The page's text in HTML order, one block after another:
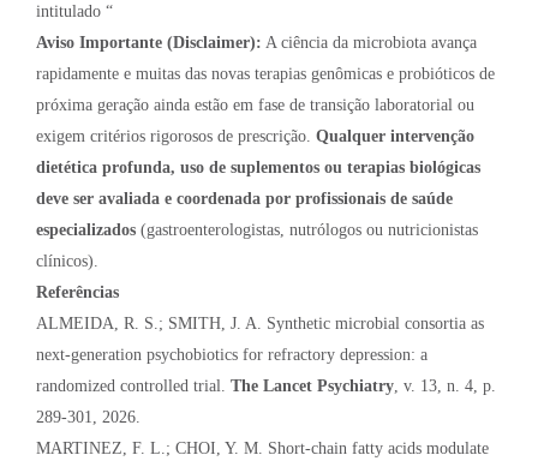
intitulado “
Aviso Importante (Disclaimer): A ciência da microbiota avança
rapidamente e muitas das novas terapias genômicas e probióticos de
próxima geração ainda estão em fase de transição laboratorial ou
exigem critérios rigorosos de prescrição. Qualquer intervenção
dietética profunda, uso de suplementos ou terapias biológicas
deve ser avaliada e coordenada por profissionais de saúde
especializados (gastroenterologistas, nutrólogos ou nutricionistas
clínicos).
Referências
ALMEIDA, R. S.; SMITH, J. A. Synthetic microbial consortia as
next-generation psychobiotics for refractory depression: a
randomized controlled trial. The Lancet Psychiatry , v. 13, n. 4, p.
289-301, 2026.
MARTINEZ, F. L.; CHOI, Y. M. Short-chain fatty acids modulate